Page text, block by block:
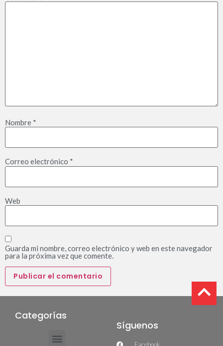
Nombre *
Correo electrónico *
Web
Guarda mi nombre, correo electrónico y web en este navegador
para la próxima vez que comente.
Categorías
Síguenos